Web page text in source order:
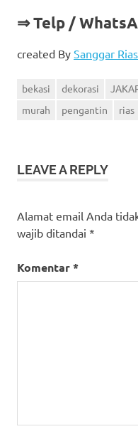
⇒ Telp /
created By Sanggar
bekasi dekorasi
murah
pengantin rias
LEAVE A REPLY
Alamat email Anda
wajib ditandai *
Komentar*